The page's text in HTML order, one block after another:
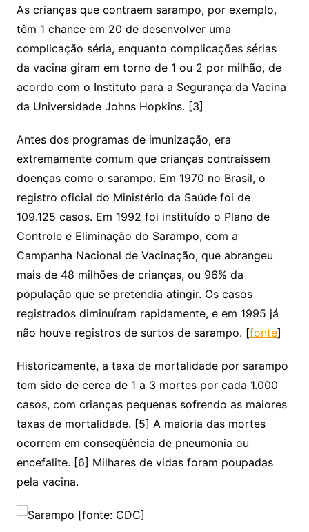
As crianças que contraem sarampo, por exemplo,
têm 1 chance em 20 de desenvolver uma
complicação séria, enquanto complicações sérias
da vacina giram em torno de 1 ou 2 por milhão, de
acordo com o Instituto para a Segurança da Vacina
da Universidade Johns Hopkins. [3]
Antes dos programas de imunização, era
extremamente comum que crianças contraíssem
doenças como o sarampo. Em 1970 no Brasil, o
registro oficial do Ministério da Saúde foi de
109.125 casos. Em 1992 foi instituído o Plano de
Controle e Eliminação do Sarampo, com a
Campanha Nacional de Vacinação, que abrangeu
mais de 48 milhões de crianças, ou 96% da
população que se pretendia atingir. Os casos
registrados diminuíram rapidamente, e em 1995 já
não houve registros de surtos de sarampo. [fonte]
Historicamente, a taxa de mortalidade por sarampo
tem sido de cerca de 1 a 3 mortes por cada 1.000
casos, com crianças pequenas sofrendo as maiores
taxas de mortalidade. [5] A maioria das mortes
ocorrem em conseqüência de pneumonia ou
encefalite. [6] Milhares de vidas foram poupadas
pela vacina.